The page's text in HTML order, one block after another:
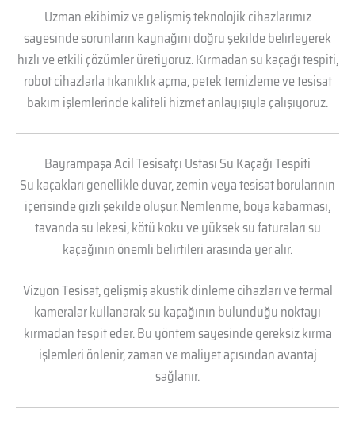
Uzman ekibimiz ve gelişmiş teknolojik cihazlarımız
sayesinde sorunların kaynağını doğru şekilde belirleyerek
hızlı ve etkili çözümler üretiyoruz. Kırmadan su kaçağı tespiti,
robot cihazlarla tıkanıklık açma, petek temizleme ve tesisat
bakım işlemlerinde kaliteli hizmet anlayışıyla çalışıyoruz.
Bayrampaşa Acil Tesisatçı Ustası Su Kaçağı Tespiti
Su kaçakları genellikle duvar, zemin veya tesisat borularının
içerisinde gizli şekilde oluşur. Nemlenme, boya kabarması,
tavanda su lekesi, kötü koku ve yüksek su faturaları su
kaçağının önemli belirtileri arasında yer alır.
Vizyon Tesisat, gelişmiş akustik dinleme cihazları ve termal
kameralar kullanarak su kaçağının bulunduğu noktayı
kırmadan tespit eder. Bu yöntem sayesinde gereksiz kırma
işlemleri önlenir, zaman ve maliyet açısından avantaj
sağlanır.